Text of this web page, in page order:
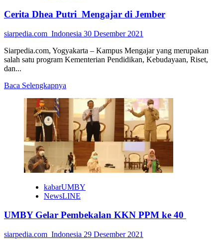
Cerita Dhea Putri Mengajar di Jember
siarpedia.com_Indonesia 30 Desember 2021
Siarpedia.com, Yogyakarta – Kampus Mengajar yang merupakan
salah satu program Kementerian Pendidikan, Kebudayaan, Riset,
dan...
Baca Selengkapnya
about
Cerita
Dhea
Putri
Mengajar
Jember
kabarUMBY
NewsLINE
UMBY Gelar Pembekalan KKN PPM ke 40
siarpedia.com_Indonesia 29 Desember 2021